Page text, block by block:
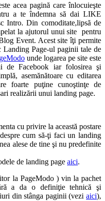
acea pagină care înlocuieşte
a te îndemna să dai LIKE
Intro. Din comoditate,lipsă de
la ajutorul unui site pentru
Event. Acest site îţi permite
Page-ul paginii tale de
unde logarea pe site este
de Facebook iar folosirea şi
asemănătoare cu editarea
foarte puţine cunoştinţe de
realizării unui landing page.
cu privire la această postare
cum să-ţi faci un landing
alese de tine şi nu predefinite
de landing page aici.
la PageModo ) vin la pachet
a da o definiţie tehnică şi
din stânga paginii (vezi aici),